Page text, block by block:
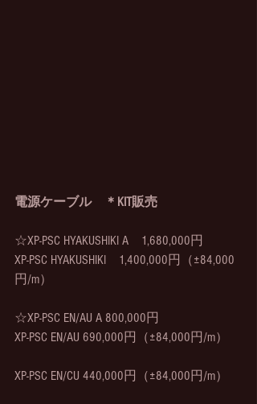
電源ケーブル　＊KIT販売
☆XP-PSC HYAKUSHIKI A　1,680,000円
XP-PSC HYAKUSHIKI　1,400,000円（±84,000
円/m）
☆XP-PSC EN/AU A 800,000円
XP-PSC EN/AU 690,000円（±84,000円/m）
XP-PSC EN/CU 440,000円（±84,000円/m）